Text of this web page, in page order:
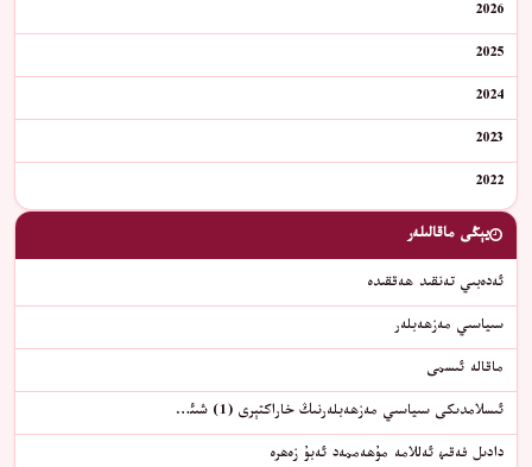
2026
2025
2024
2023
2022
يېڭى ماقالىلەر
ئەدەبىي تەنقىد ھەققىدە
سىياسىي مەزھەبلەر
ماقالە ئىسمى
ئىسلامدىكى سىياسىي مەزھەبلەرنىڭ خاراكتېرى (1) شىئ…
دادىل فەقىھ ئەللامە مۇھەممەد ئەبۇ زەھرە